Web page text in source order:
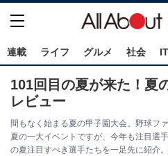
連載 ライフ グルメ 社会
101回目の夏が来た！夏
レビュー
間もなく始まる夏の甲子園大会。野球フ
夏の一大イベントですが、今年も注目選
の夏注目すべき選手たちを一足先に紹介